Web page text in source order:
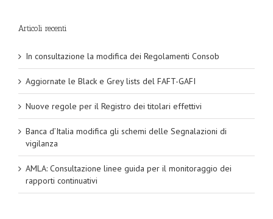
Articoli recenti
In consultazione la modifica dei Regolamenti Consob
Aggiornate le Black e Grey lists del FAFT-GAFI
Nuove regole per il Registro dei titolari effettivi
Banca d’Italia modifica gli schemi delle Segnalazioni di
vigilanza
AMLA: Consultazione linee guida per il monitoraggio dei
rapporti continuativi